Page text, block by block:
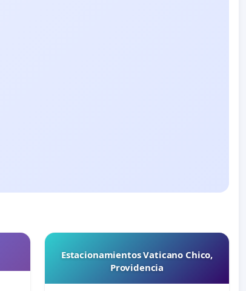
Estacionamientos Vaticano Chico,
Providencia